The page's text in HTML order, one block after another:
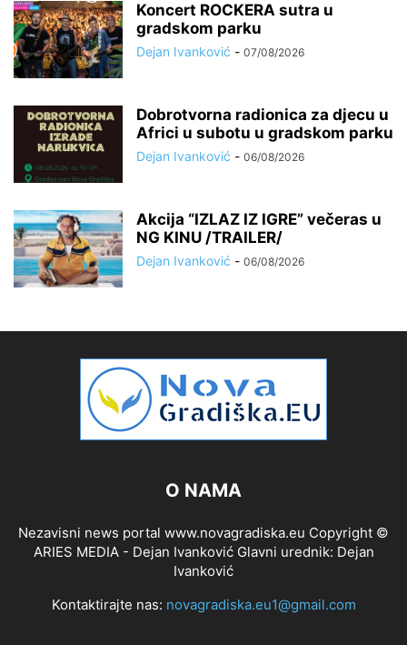
Koncert ROCKERA sutra u
gradskom parku
Dejan Ivanković - 07/08/2026
Dobrotvorna radionica za djecu u
Africi u subotu u gradskom parku
Dejan Ivanković - 06/08/2026
Akcija “IZLAZ IZ IGRE” večeras u
NG KINU /TRAILER/
Dejan Ivanković - 06/08/2026
O NAMA
Nezavisni news portal www.novagradiska.eu Copyright ©
ARIES MEDIA - Dejan Ivanković Glavni urednik: Dejan
Ivanković
Kontaktirajte nas: novagradiska.eu1@gmail.com